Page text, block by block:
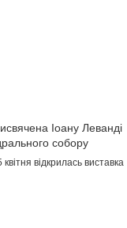
Іоану Леванді
собору
відкрилась виставка